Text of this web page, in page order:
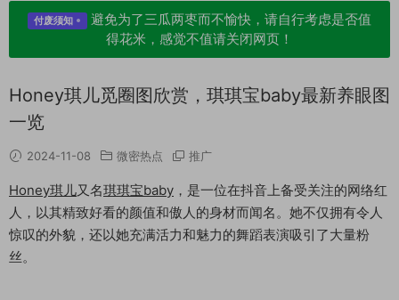
付废须知
避免为了三瓜两枣而不愉快，请自行考虑是否值
得花米，感觉不值请关闭网页！
Honey琪儿觅圈图欣赏，琪琪宝baby最新养眼图
一览
2024-11-08 微密热点 推广
Honey琪儿又名琪琪宝baby ，是一位在抖音上备受关注的网络红
人，以其精致好看的颜值和傲人的身材而闻名。她不仅拥有令人
惊叹的外貌，还以她充满活力和魅力的舞蹈表演吸引了大量粉
丝。